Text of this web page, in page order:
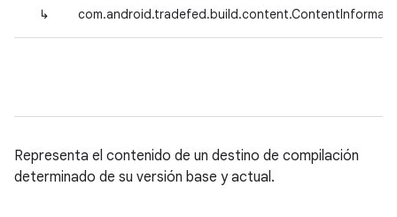
↳
Representa el contenido de un destino de compilación
determinado de su versión base y actual.